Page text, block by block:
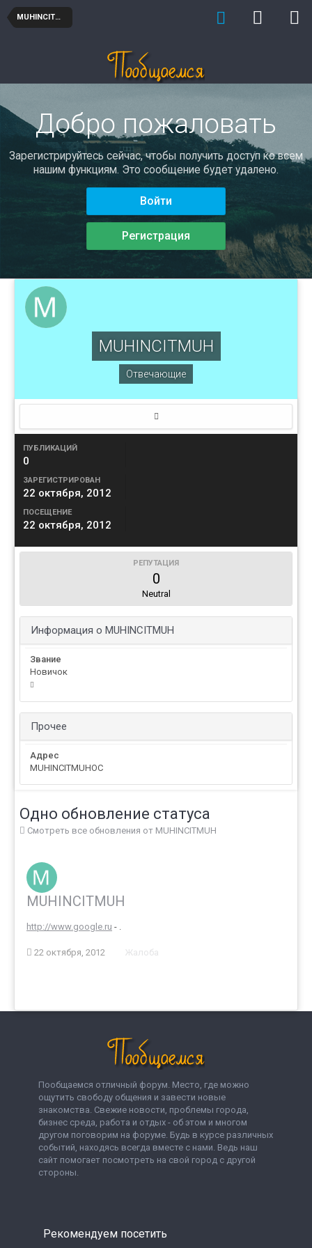
MUHINCITMUH
Добро пожаловать
Зарегистрируйтесь сейчас, чтобы получить доступ ко всем
нашим функциям. Это сообщение будет удалено.
Войти
Регистрация
MUHINCITMUH
Отвечающие
ПУБЛИКАЦИЙ
0
ЗАРЕГИСТРИРОВАН
22 октября, 2012
ПОСЕЩЕНИЕ
22 октября, 2012
РЕПУТАЦИЯ
0
Neutral
Информация о MUHINCITMUH
Звание
Новичок
Прочее
Адрес
MUHINCITMUHOC
Одно обновление статуса
Смотреть все обновления от MUHINCITMUH
MUHINCITMUH
http://www.google.ru - .
22 октября, 2012 Жалоба
Пообщаемся отличный форум. Место, где можно
ощутить свободу общения и завести новые
знакомства. Свежие новости, проблемы города,
бизнес среда, работа и отдых - об этом и многом
другом поговорим на форуме. Будь в курсе различных
событий, находясь всегда вместе с нами. Ведь наш
сайт помогает посмотреть на свой город с другой
стороны.
Рекомендуем посетить